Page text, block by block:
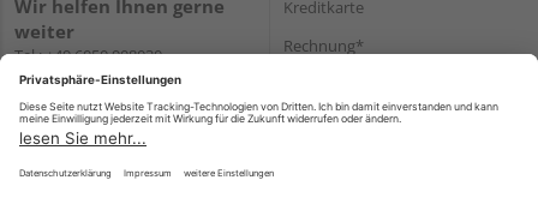
Wir helfen Ihnen gerne
weiter
Tel.:+49 6050 908030
E-Mail:shop@holzland-
linkundbecker.de
Kreditkarte
Rechnung*
Versand